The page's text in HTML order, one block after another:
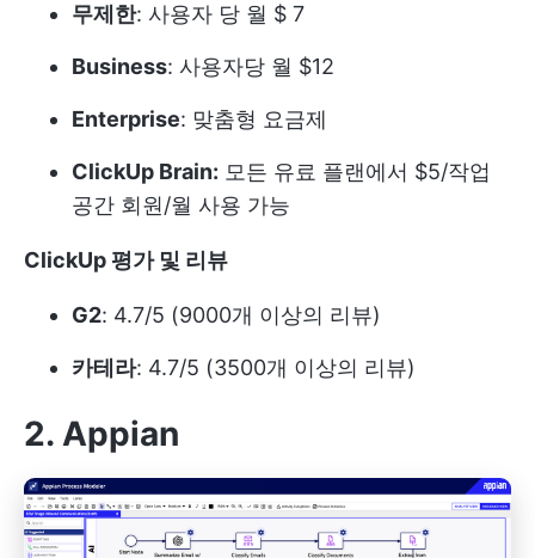
무제한: 사용자 당 월 $ 7
Business: 사용자당 월 $12
Enterprise: 맞춤형 요금제
ClickUp Brain: 모든 유료 플랜에서 $5/작업
공간 회원/월 사용 가능
ClickUp 평가 및 리뷰
G2: 4.7/5 (9000개 이상의 리뷰)
카테라: 4.7/5 (3500개 이상의 리뷰)
2. Appian